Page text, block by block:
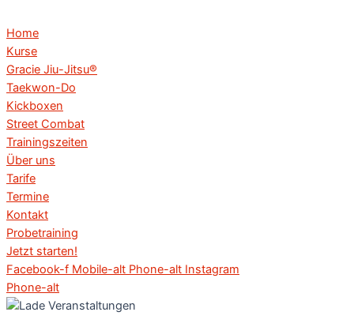
Home
Kurse
Gracie Jiu-Jitsu®
Taekwon-Do
Kickboxen
Street Combat
Trainingszeiten
Über uns
Tarife
Termine
Kontakt
Probetraining
Jetzt starten!
Facebook-f Mobile-alt Phone-alt Instagram
Phone-alt